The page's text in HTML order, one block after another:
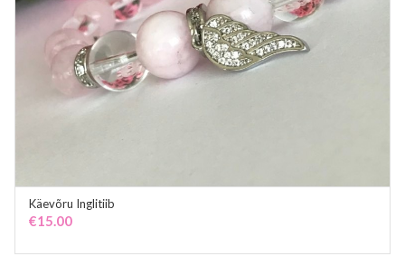
Käevõru Inglitiib
€15.00